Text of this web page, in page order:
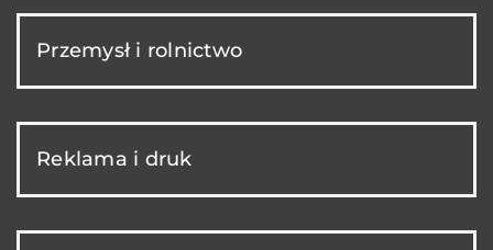
Przemysł i rolnictwo
Reklama i druk